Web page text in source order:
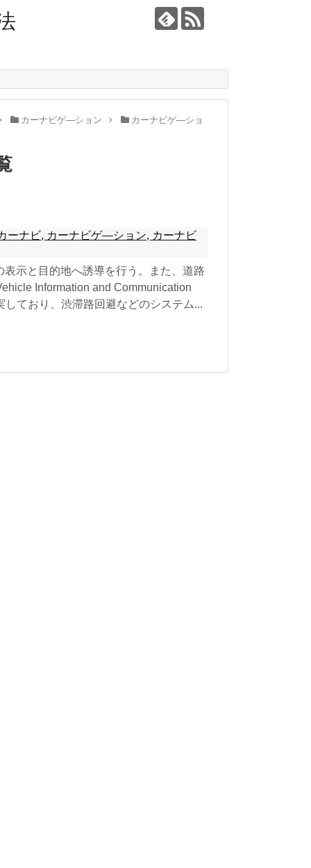
カーナビゲ―ション
カーナビゲ―ショ
ーナビ, カーナビゲ―ション, カーナビ
示と目的地へ誘導を行う。また、道路
Information and Communication
ており、渋滞路回避などのシステム...